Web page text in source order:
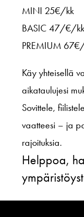
MINI 25€/kk
BASIC 47/€/kk
PREMIUM
Käy yhteisellä
aikataulujesi
Sovittele,
vaatteesi – ja
rajoituksia.
Helppoa,